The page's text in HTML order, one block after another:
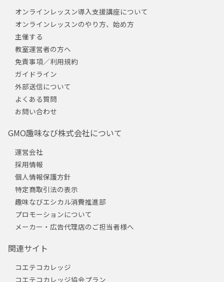
オンラインレッスン導入支援講座について
オンラインレッスンのやり方、始め方
主催する
教室運営者の方へ
免責事項／利用規約
ガイドライン
外部送信について
よくある質問
お問い合わせ
GMO趣味なび株式会社について
運営会社
採用情報
個人情報保護方針
特定商取引法の表示
趣味なびエシカル消費推進部
プロモーションについて
メーカー・広告代理店のご担当者様へ
関連サイト
コエテコカレッジ
コエテコカレッジ協会プラン